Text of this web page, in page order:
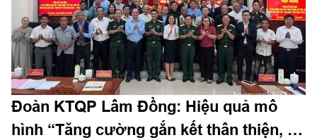
động Công ty Cảng ICD Tây Nam.
Đoàn KTQP Lâm Đồng: Hiệu quả mô
hình “Tăng cường gắn kết thân thiện, hỗ